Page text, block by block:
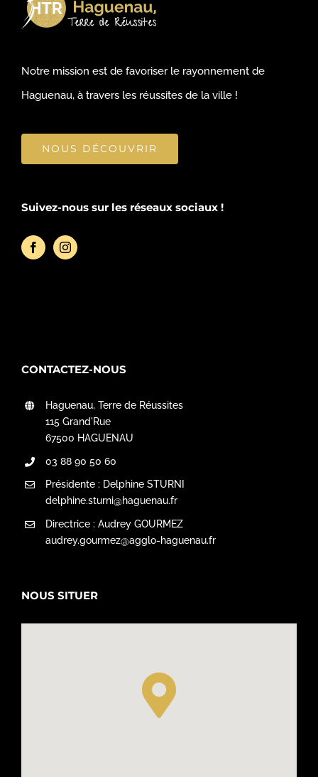
Notre mission est de favoriser le rayonnement de
Haguenau, à travers les réussites de la ville !
NOUS DÉCOUVRIR
Suivez-nous sur les réseaux sociaux !
CONTACTEZ-NOUS
Haguenau, Terre de Réussites
115 Grand'Rue
67500 HAGUENAU
03 88 90 50 60
Présidente : Delphine STURNI
delphine.sturni@haguenau.fr
Directrice : Audrey GOURMEZ
audrey.gourmez@agglo-haguenau.fr
NOUS SITUER